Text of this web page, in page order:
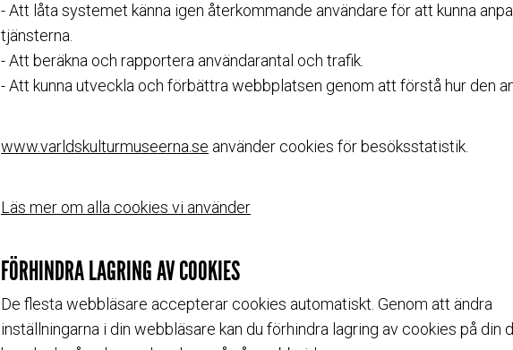
- Att låta systemet känna igen återkommande användare för att kunna
tjänsterna.
- Att beräkna och rapportera användarantal och trafik.
- Att kunna utveckla och förbättra webbplatsen genom att förstå hur den
www.varldskulturmuseerna.se använder cookies för besöksstatistik.
Läs mer om alla cookies vi använder
FÖRHINDRA LAGRING AV COOKIES
De flesta webbläsare accepterar cookies automatiskt. Genom att ändra
inställningarna i din webbläsare kan du förhindra lagring av cookies på din